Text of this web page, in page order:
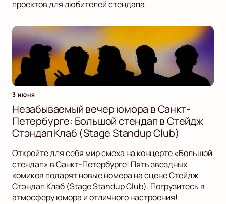
проектов для любителей стендапа.
3 июня
Незабываемый вечер юмора в Санкт-
Петербурге: Большой стендап в Стейдж
Стэндап Клаб (Stage Standup Club)
Откройте для себя мир смеха на концерте «Большой
стендап» в Санкт-Петербурге! Пять звездных
комиков подарят новые номера на сцене Стейдж
Стэндап Клаб (Stage Standup Club). Погрузитесь в
атмосферу юмора и отличного настроения!